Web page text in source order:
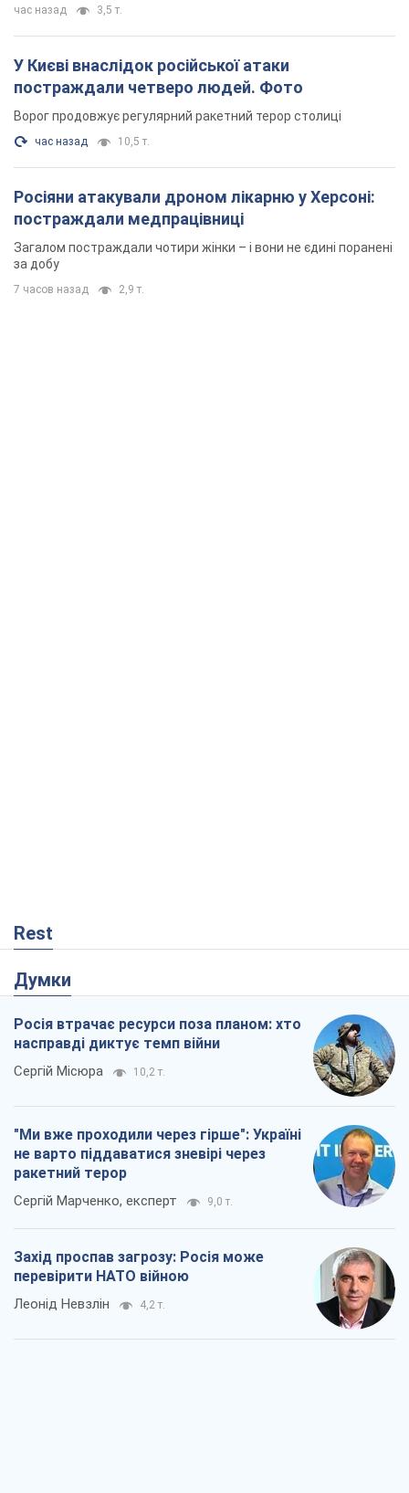
час назад 3,5 т.
У Києві внаслідок російської атаки
постраждали четверо людей. Фото
Ворог продовжує регулярний ракетний терор столиці
час назад 10,5 т.
Росіяни атакували дроном лікарню у Херсоні:
постраждали медпрацівниці
Загалом постраждали чотири жінки – і вони не єдині поранені
за добу
7 часов назад 2,9 т.
Rest
Думки
Росія втрачає ресурси поза планом: хто
насправді диктує темп війни
Сергій Місюра 10,2 т.
"Ми вже проходили через гірше": Україні
не варто піддаватися зневірі через
ракетний терор
Сергій Марченко, експерт 9,0 т.
Захід проспав загрозу: Росія може
перевірити НАТО війною
Леонід Невзлін 4,2 т.